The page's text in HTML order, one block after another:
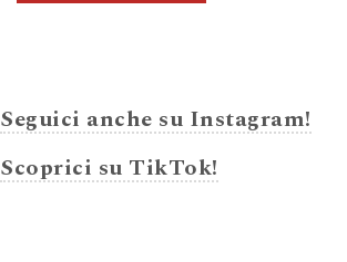
Seguici anche su Instagram!
Scoprici su TikTok!